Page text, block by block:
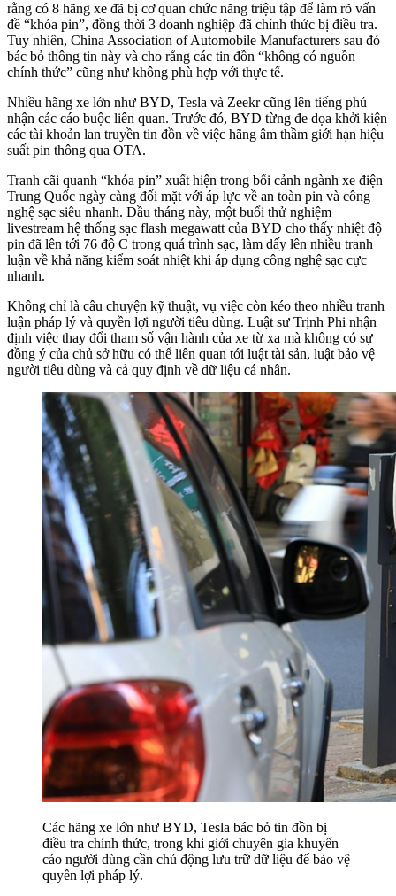
rằng có 8 hãng xe đã bị cơ quan chức năng triệu tập để làm rõ vấn
đề “khóa pin”, đồng thời 3 doanh nghiệp đã chính thức bị điều tra.
Tuy nhiên, China Association of Automobile Manufacturers sau đó
bác bỏ thông tin này và cho rằng các tin đồn “không có nguồn
chính thức” cũng như không phù hợp với thực tế.
Nhiều hãng xe lớn như BYD, Tesla và Zeekr cũng lên tiếng phủ
nhận các cáo buộc liên quan. Trước đó, BYD từng đe dọa khởi kiện
các tài khoản lan truyền tin đồn về việc hãng âm thầm giới hạn hiệu
suất pin thông qua OTA.
Tranh cãi quanh “khóa pin” xuất hiện trong bối cảnh ngành xe điện
Trung Quốc ngày càng đối mặt với áp lực về an toàn pin và công
nghệ sạc siêu nhanh. Đầu tháng này, một buổi thử nghiệm
livestream hệ thống sạc flash megawatt của BYD cho thấy nhiệt độ
pin đã lên tới 76 độ C trong quá trình sạc, làm dấy lên nhiều tranh
luận về khả năng kiểm soát nhiệt khi áp dụng công nghệ sạc cực
nhanh.
Không chỉ là câu chuyện kỹ thuật, vụ việc còn kéo theo nhiều tranh
luận pháp lý và quyền lợi người tiêu dùng. Luật sư Trịnh Phi nhận
định việc thay đổi tham số vận hành của xe từ xa mà không có sự
đồng ý của chủ sở hữu có thể liên quan tới luật tài sản, luật bảo vệ
người tiêu dùng và cả quy định về dữ liệu cá nhân.
Các hãng xe lớn như BYD, Tesla bác bỏ tin đồn bị
điều tra chính thức, trong khi giới chuyên gia khuyến
cáo người dùng cần chủ động lưu trữ dữ liệu để bảo vệ
quyền lợi pháp lý.